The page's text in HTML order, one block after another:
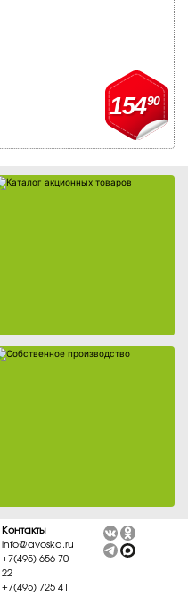
15490
Контакты
info@avoska.ru
+7(495) 656 70
22
+7(495) 725 41